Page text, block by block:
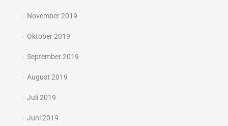
November 2019
Oktober 2019
September 2019
August 2019
Juli 2019
Juni 2019